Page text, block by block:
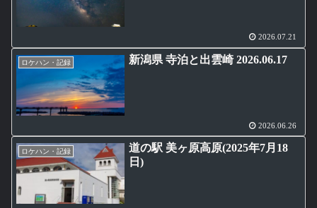
2026.07.21
ロケハン・記録 新潟県 寺泊と出雲崎 2026.06.17
2026.06.26
ロケハン・記録
道の駅 美ヶ原高原(2025年7月18
日)